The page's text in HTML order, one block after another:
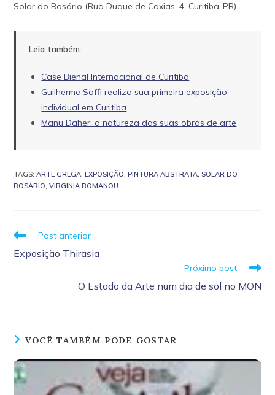
Solar do Rosário (Rua Duque de Caxias, 4. Curitiba-PR)
Leia também:
Case Bienal Internacional de Curitiba
Guilherme Soffi realiza sua primeira exposição
individual em Curitiba
Manu Daher: a natureza das suas obras de arte
TAGS:ARTE GREGA EXPOSIÇÃO PINTURA ABSTRATA SOLAR DO
ROSÁRIO VIRGINIA ROMANOU
Leia
artigos
Post anterior
Exposição Thirasia
Próximo post
O Estado da Arte num dia de sol no MON
VOCÊ TAMBÉM PODE GOSTAR